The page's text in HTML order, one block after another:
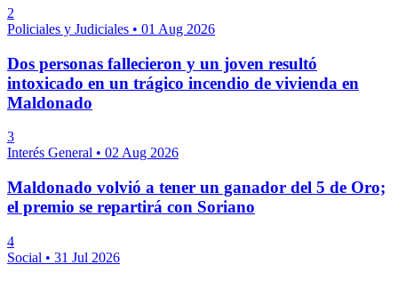
2
Policiales y Judiciales • 01 Aug 2026
Dos personas fallecieron y un joven resultó
intoxicado en un trágico incendio de vivienda en
Maldonado
3
Interés General • 02 Aug 2026
Maldonado volvió a tener un ganador del 5 de Oro;
el premio se repartirá con Soriano
4
Social • 31 Jul 2026